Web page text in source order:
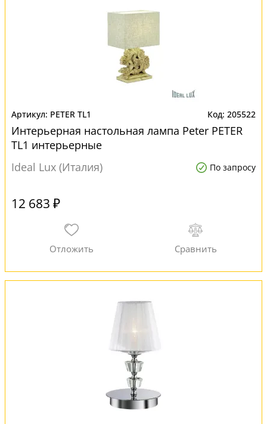
PETER TL1 205522
Интерьерная настольная лампа Peter PETER
TL1 интерьерные
Ideal Lux (Италия)
По запросу
12 683 ₽